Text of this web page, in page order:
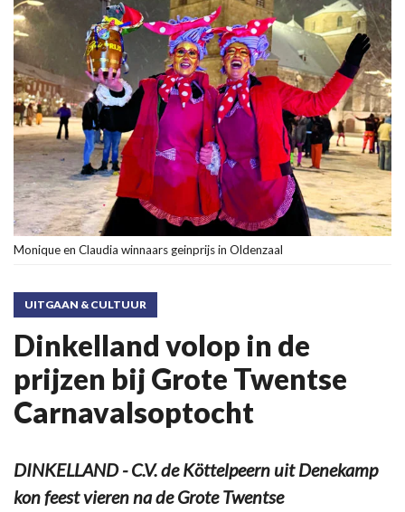
Monique en Claudia winnaars geinprijs in Oldenzaal
UITGAAN & CULTUUR
Dinkelland volop in de
prijzen bij Grote Twentse
Carnavalsoptocht
DINKELLAND - C.V. de Köttelpeern uit Denekamp
kon feest vieren na de Grote Twentse